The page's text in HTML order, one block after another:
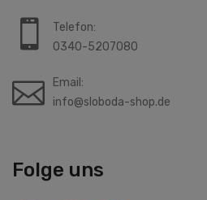
Folge uns
Telefon:
0340-5207080
Email:
info@sloboda-shop.de